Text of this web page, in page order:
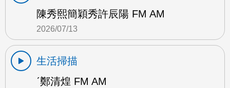
陳秀熙簡穎秀許辰陽 FM AM
2026/07/13
生活掃描
ˊ鄭清煌 FM AM